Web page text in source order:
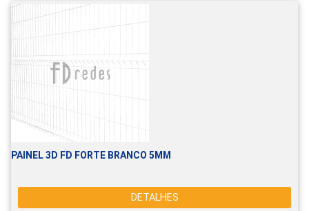
PAINEL 3D FD FORTE BRANCO 5MM
DETALHES